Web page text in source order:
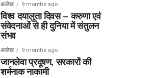
आलेख 9 months ago
विश्व दयालुता दिवस – करुणा एवं
संवेदनाओं से ही दुनिया में संतुलन
संभव
आलेख 9 months ago
जानलेवा प्रदूषण, सरकारों की
शर्मनाक नाकामी